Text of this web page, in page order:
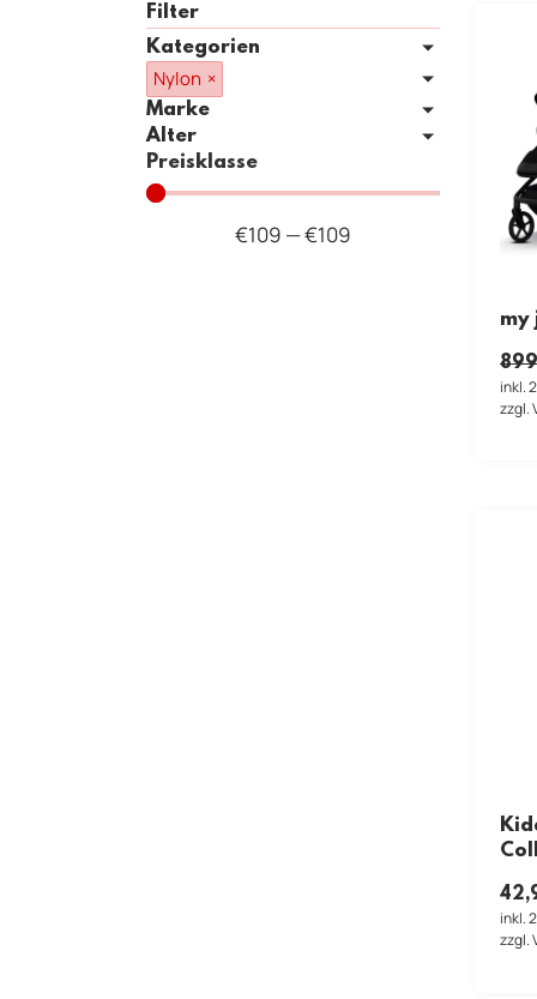
Filter
Kategorien
Nylon ×
Marke
Alter
Preisklasse
€109 —€109
my
inkl.
zzgl.
inkl.
zzgl.